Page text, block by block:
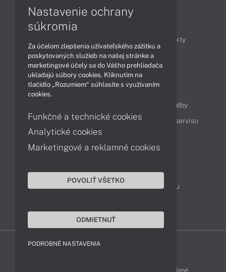
Produkty
Technológie
Videá
Obsah
Možnosti doručenia a platby
Podpora a servis
Servisné služby Cenník servisu
Kontakty
043 4224 771
Obchodné oddelenie
Reklamácia tovaru
ACER-SHOP © 2011 - 2026 Všetky práva vyhradené
Nastavenie ochrany
súkromia
Za účelom zlepšenia užívateľského zážitku a
poskytovaných služieb na našej stránke a
marketingové účely sa do Vášho prehliadača
ukladajú súbory cookies. Kliknutím na
tlačidlo „Rozumiem“ súhlasíte s využívaním
cookies.
Funkčné a technické cookies
Analytické cookies
Marketingové a reklamné cookies
POVOLIŤ VŠETKO
ODMIETNUŤ
PODROBNÉ NASTAVENIA